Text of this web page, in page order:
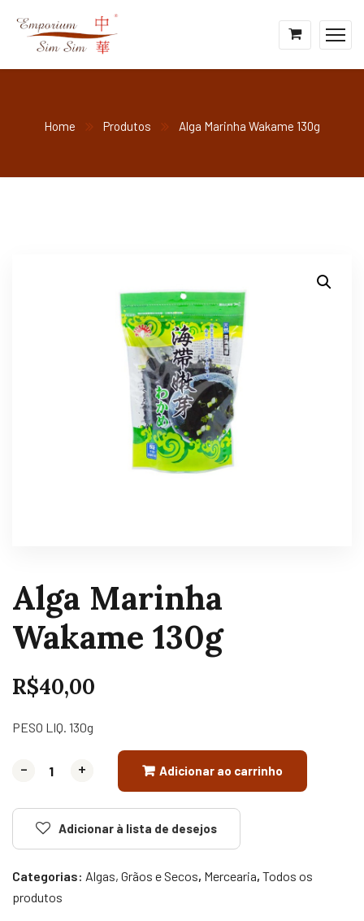
Home Produtos Alga Marinha Wakame 130g
Alga Marinha
Wakame 130g
R$40,00
PESO LIQ. 130g
- +
- + Adicionar ao carrinho
Adicionar à lista de desejos
Categorias: Algas, Grãos e Secos, Mercearia, Todos os
produtos